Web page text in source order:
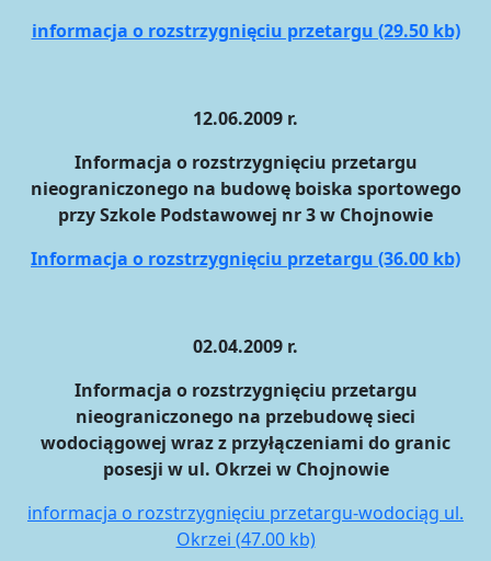
informacja o rozstrzygnięciu przetargu (29.50 kb)
12.06.2009 r.
Informacja o rozstrzygnięciu przetargu
nieograniczonego na budowę boiska sportowego
przy Szkole Podstawowej nr 3 w Chojnowie
Informacja o rozstrzygnięciu przetargu (36.00 kb)
02.04.2009 r.
Informacja o rozstrzygnięciu przetargu
nieograniczonego na przebudowę sieci
wodociągowej wraz z przyłączeniami do granic
posesji w ul. Okrzei w Chojnowie
informacja o rozstrzygnięciu przetargu-wodociąg ul.
Okrzei (47.00 kb)